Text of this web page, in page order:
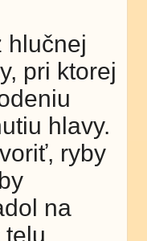
hlučnej
pri ktorej
hlavy.
ryby
na